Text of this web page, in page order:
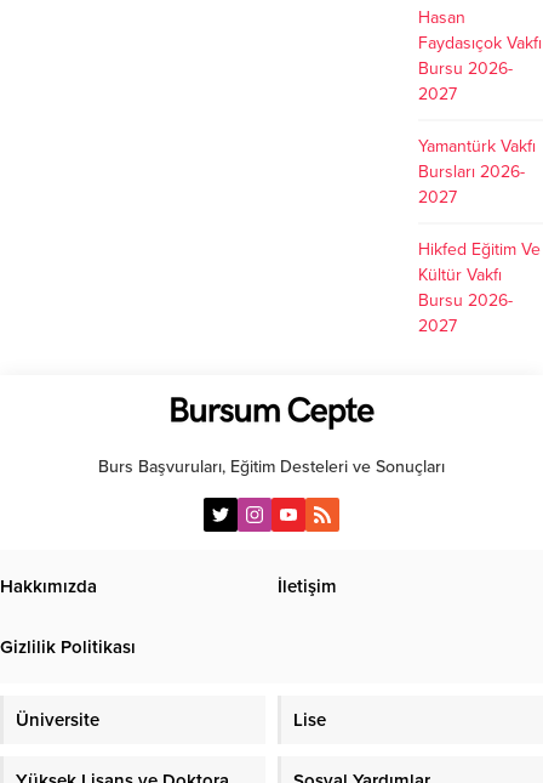
Hasan
Faydasıçok Vakfı
Bursu 2026-
2027
Yamantürk Vakfı
Bursları 2026-
2027
Hikfed Eğitim Ve
Kültür Vakfı
Bursu 2026-
2027
Burs Başvuruları, Eğitim Desteleri ve Sonuçları
Hakkımızda İletişim
Gizlilik Politikası
Üniversite Lise